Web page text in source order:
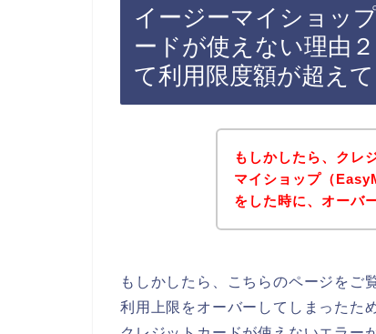
イージーマイショッ
ードが使えない理由
て利用限度額が超えて
もしかしたら、クレ
マイショップ（
をした時に、オーバ
もしかしたら、こちらのページをご
利用上限をオーバーしてしまったた